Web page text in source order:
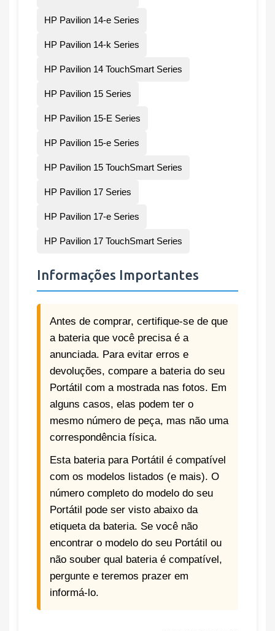
HP Pavilion 14-e Series
HP Pavilion 14-k Series
HP Pavilion 14 TouchSmart Series
HP Pavilion 15 Series
HP Pavilion 15-E Series
HP Pavilion 15-e Series
HP Pavilion 15 TouchSmart Series
HP Pavilion 17 Series
HP Pavilion 17-e Series
HP Pavilion 17 TouchSmart Series
Informações Importantes
Antes de comprar, certifique-se de que
a bateria que você precisa é a
anunciada. Para evitar erros e
devoluções, compare a bateria do seu
Portátil com a mostrada nas fotos. Em
alguns casos, elas podem ter o
mesmo número de peça, mas não uma
correspondência física.
Esta bateria para Portátil é compatível
com os modelos listados (e mais). O
número completo do modelo do seu
Portátil pode ser visto abaixo da
etiqueta da bateria. Se você não
encontrar o modelo do seu Portátil ou
não souber qual bateria é compatível,
pergunte e teremos prazer em
informá-lo.